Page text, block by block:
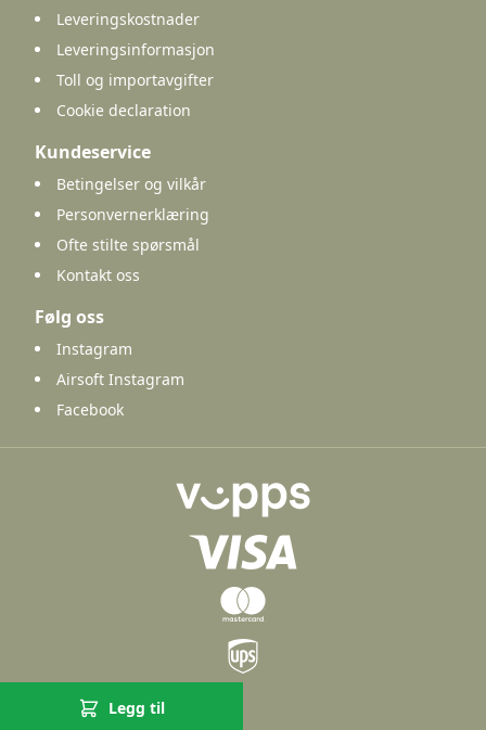
Legg til
Leveringskostnader
Leveringsinformasjon
Toll og importavgifter
Cookie declaration
Kundeservice
Betingelser og vilkår
Personvernerklæring
Ofte stilte spørsmål
Kontakt oss
Følg oss
Instagram
Airsoft Instagram
Facebook